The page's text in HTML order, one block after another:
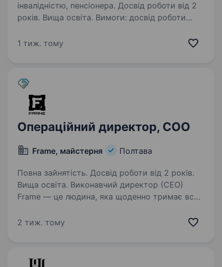
інвалідністю, пенсіонера. Досвід роботи від 2
років. Вища освіта. Вимоги: досвід роботи
товаристві Умови роботи:повеа занятість,
1 тиж. тому
Операційний директор, COO
Frame, майстерня Полтава
Повна зайнятість. Досвід роботи від 2 років.
Вища освіта. Виконавчий директор (CEO)
Frame — це людина, яка щоденно тримає всю
операційні рішення, веде команду через
2 тиж. тому